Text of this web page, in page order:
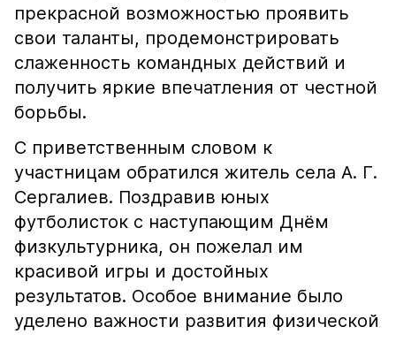
прекрасной возможностью проявить
свои таланты, продемонстрировать
слаженность командных действий и
получить яркие впечатления от честной
борьбы.
С приветственным словом к
участницам обратился житель села А. Г.
Сергалиев. Поздравив юных
футболисток с наступающим Днём
физкультурника, он пожелал им
красивой игры и достойных
результатов. Особое внимание было
уделено важности развития физической